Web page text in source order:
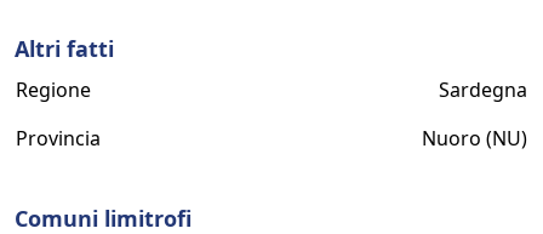
Altri fatti
Regione
Sardegna
Provincia
Nuoro (NU)
Comuni limitrofi